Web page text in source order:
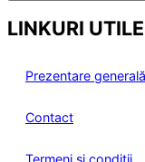
LINKURI UTILE
Prezentare generală
Contact